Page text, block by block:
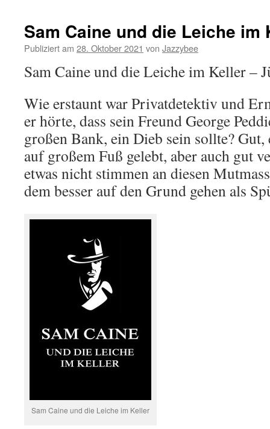
Sam Caine und die Leiche im
Publiziert am 28. Oktober 2021 von Jazzybee
Sam Caine und die Leiche im Keller –
Wie erstaunt war Privatdetektiv und
er hörte, dass sein Freund George
großen Bank, ein Dieb sein sollte?
auf großem Fuß gelebt, aber auch gut
etwas nicht stimmen an diesen
dem besser auf den Grund gehen als
Sam Caine und die Leiche im Keller